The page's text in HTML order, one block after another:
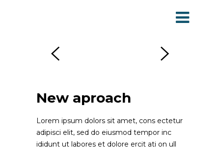
New aproach
Lorem ipsum dolors sit amet, cons ectetur
adipisci elit, sed do eiusmod tempor inc
ididunt ut labores et dolore ercit ati on ull